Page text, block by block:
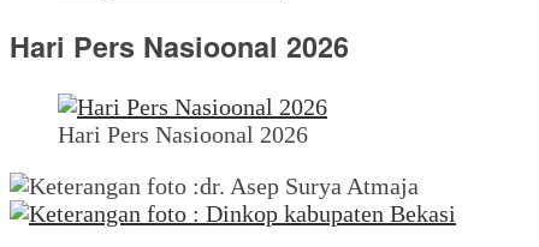
Hari Pers Nasioonal 2026
Hari Pers Nasioonal 2026